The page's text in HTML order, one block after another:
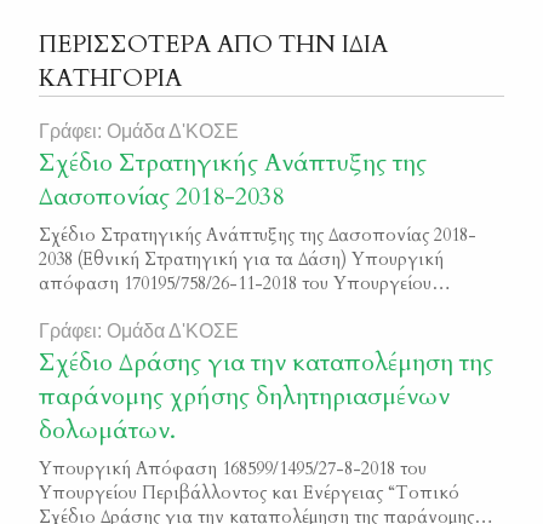
ΠΕΡΙΣΣΟΤΕΡΑ ΑΠΟ ΤΗΝ ΙΔΙΑ
ΚΑΤΗΓΟΡΙΑ
Γράφει: Ομάδα Δ'ΚΟΣΕ
Σχέδιο Στρατηγικής Ανάπτυξης της
Δασοπονίας 2018-2038
Σχέδιο Στρατηγικής Ανάπτυξης της Δασοπονίας 2018-
2038 (Εθνική Στρατηγική για τα Δάση) Υπουργική
απόφαση 170195/758/26-11-2018 του Υπουργείου
Γράφει: Ομάδα Δ'ΚΟΣΕ
Σχέδιο Δράσης για την καταπολέμηση της
παράνομης χρήσης δηλητηριασμένων
δολωμάτων.
Υπουργική Απόφαση 168599/1495/27-8-2018 του
Υπουργείου Περιβάλλοντος και Ενέργειας “Τοπικό
Σχέδιο Δράσης για την καταπολέμηση της παράνομης